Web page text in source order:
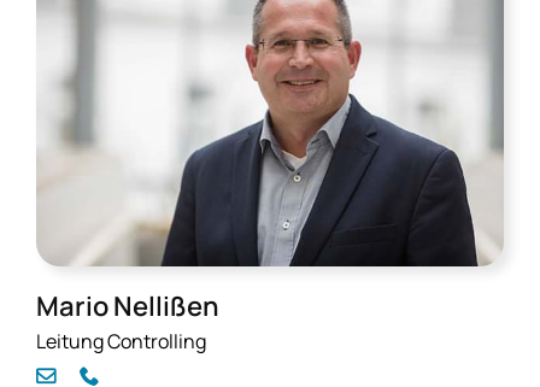
Mario Nellißen
Leitung Controlling